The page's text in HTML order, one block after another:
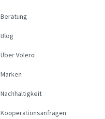
Beratung
Blog
Über Volero
Marken
Nachhaltigkeit
Kooperationsanfragen